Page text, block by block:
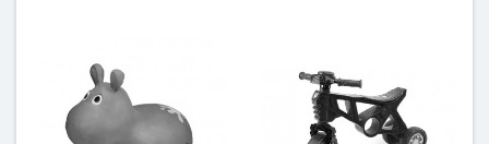
Беговел
Возрастная группа
От 2 лет
От 1 года
Материал
Плюш